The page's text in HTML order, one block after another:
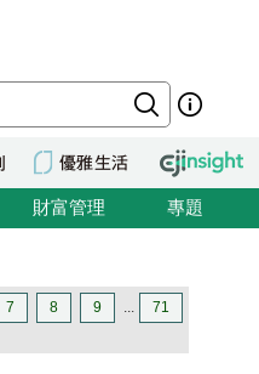
財富管理 專題
7 8 9 ... 71